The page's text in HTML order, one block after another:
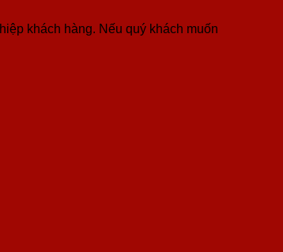
khách hàng. Nếu quý khách muốn